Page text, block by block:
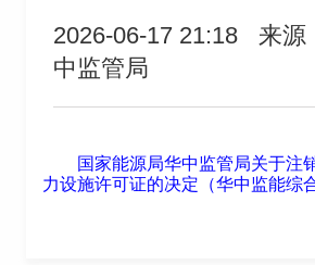
2026-06-17 21:18
来源
中监管局
国家能源局华中监管局关于注
力设施许可证的决定（华中监能综